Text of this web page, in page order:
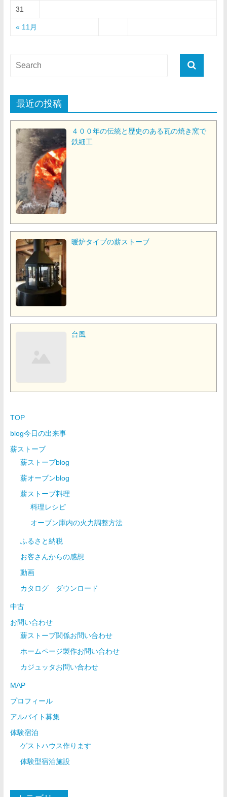
« 11月
31
最近の投稿
４００年の伝統と歴史のある瓦の焼き窯で
鉄細工
暖炉タイプの薪ストーブ
台風
TOP
blog今日の出来事
薪ストーブ
薪ストーブblog
薪オーブンblog
薪ストーブ料理
料理レシピ
オーブン庫内の火力調整方法
ふるさと納税
お客さんからの感想
動画
カタログ ダウンロード
中古
お問い合わせ
薪ストーブ関係お問い合わせ
ホームページ製作お問い合わせ
カジュッタお問い合わせ
MAP
プロフィール
アルバイト募集
体験宿泊
ゲストハウス作ります
体験型宿泊施設